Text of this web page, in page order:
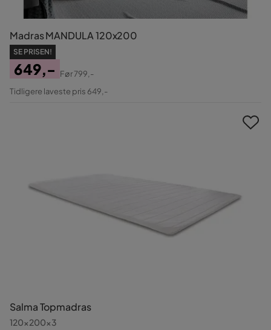
Madras MANDULA 120x200
SE PRISEN!
Pris
649,-
Original
Før799,-
Tidligere laveste pris 649,-
Salma Topmadras
120x200x3